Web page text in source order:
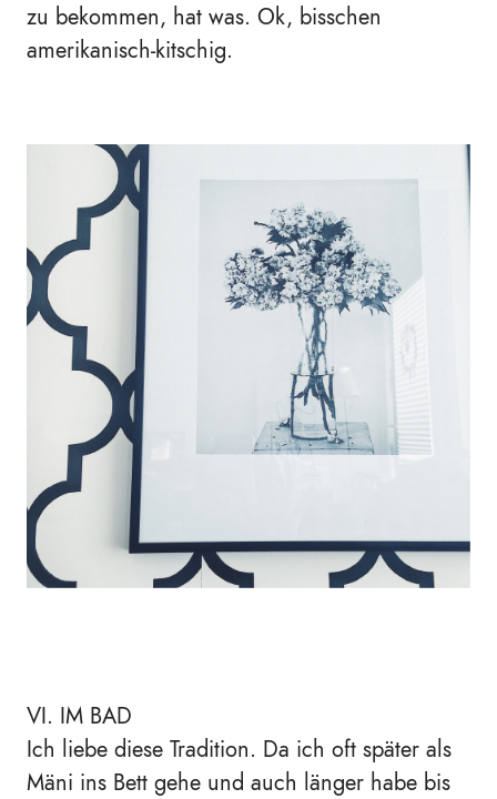
zu bekommen, hat was. Ok, bisschen
amerikanisch-kitschig.
VI. IM BAD
Ich liebe diese Tradition. Da ich oft später als
Mäni ins Bett gehe und auch länger habe bis